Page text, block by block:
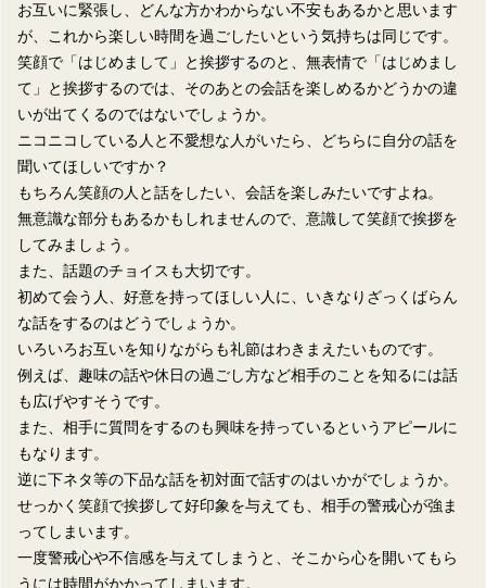
お互いに緊張し、どんな方かわからない不安もあるかと思います
が、これから楽しい時間を過ごしたいという気持ちは同じです。
笑顔で「はじめまして」と挨拶するのと、無表情で「はじめまし
て」と挨拶するのでは、そのあとの会話を楽しめるかどうかの違
いが出てくるのではないでしょうか。
ニコニコしている人と不愛想な人がいたら、どちらに自分の話を
聞いてほしいですか？
もちろん笑顔の人と話をしたい、会話を楽しみたいですよね。
無意識な部分もあるかもしれませんので、意識して笑顔で挨拶を
してみましょう。
また、話題のチョイスも大切です。
初めて会う人、好意を持ってほしい人に、いきなりざっくばらん
な話をするのはどうでしょうか。
いろいろお互いを知りながらも礼節はわきまえたいものです。
例えば、趣味の話や休日の過ごし方など相手のことを知るには話
も広げやすそうです。
また、相手に質問をするのも興味を持っているというアピールに
もなります。
逆に下ネタ等の下品な話を初対面で話すのはいかがでしょうか。
せっかく笑顔で挨拶して好印象を与えても、相手の警戒心が強ま
ってしまいます。
一度警戒心や不信感を与えてしまうと、そこから心を開いてもら
うには時間がかかってしまいます。